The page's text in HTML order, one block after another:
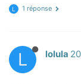
1
L 1 réponse
L lolula